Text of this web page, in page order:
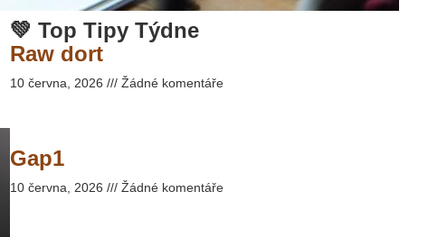
💚 Top Tipy Týdne
Raw dort
10 června, 2026 Žádné komentáře
Gap1
10 června, 2026 Žádné komentáře